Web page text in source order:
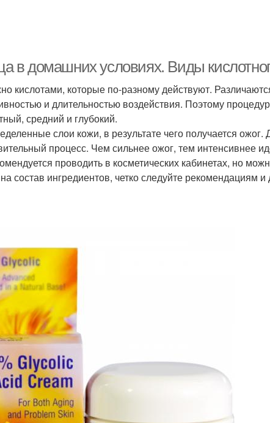
в домашних условиях. Виды
кислотами, которые по-разному действуют.
и длительностью воздействия. Поэтому
средний и глубокий.
слои кожи, в результате чего получается ожог.
процесс. Чем сильнее ожог, тем интенсивнее
проводить в косметических кабинетах, но
ингредиентов, четко следуйте рекомендациям и